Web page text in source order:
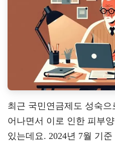
최근 국민연금제도 성숙
어나면서 이로 인한 피부
있는데요. 2024년 7월 기